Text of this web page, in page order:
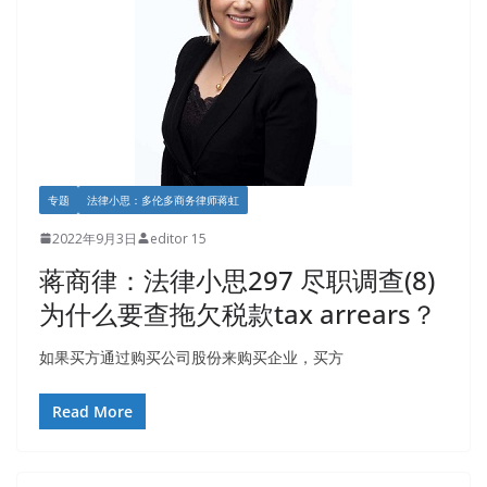
专题 法律小思：多伦多商务律师蒋虹
2022年9月3日 editor 15
蒋商律：法律小思297 尽职调查(8)
为什么要查拖欠税款tax arrears？
如果买方通过购买公司股份来购买企业，买方
Read More